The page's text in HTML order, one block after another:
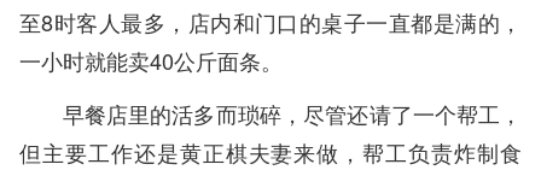
至8时客人最多，店内和门口的桌子一直都是满的，
一小时就能卖40公斤面条。
早餐店里的活多而琐碎，尽管还请了一个帮工，
但主要工作还是黄正棋夫妻来做，帮工负责炸制食